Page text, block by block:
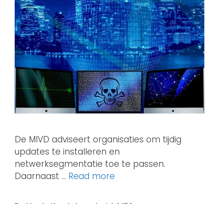
De MIVD adviseert organisaties om tijdig
updates te installeren en
netwerksegmentatie toe te passen.
Daarnaast … Read more